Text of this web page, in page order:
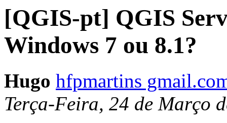
[QGIS-pt] QGIS
Windows 7 ou 8.1?
Hugo hfpmartins
Terça-Feira, 24 de Março